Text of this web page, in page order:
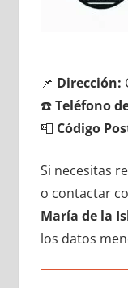
📌 Dirección:
☎️Teléfono
📮 Código
Si necesitas
ο contactar
María dе la
los datos